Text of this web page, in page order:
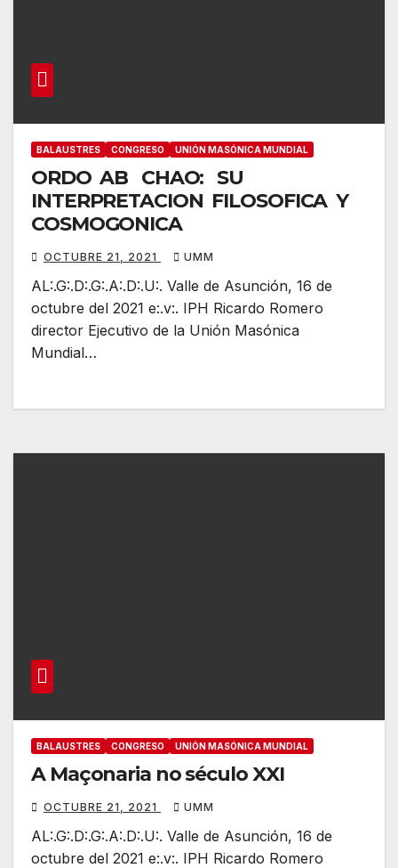
BALAUSTRES CONGRESO UNIÓN MASÓNICA MUNDIAL
ORDO AB CHAO: SU
INTERPRETACION FILOSOFICA Y
COSMOGONICA
OCTUBRE 21, 2021 UMM
AL:.G:.D:.G:.A:.D:.U:. Valle de Asunción, 16 de
octubre del 2021 e:.v:. IPH Ricardo Romero
director Ejecutivo de la Unión Masónica
Mundial…
BALAUSTRES CONGRESO UNIÓN MASÓNICA MUNDIAL
A Maçonaria no século XXI
OCTUBRE 21, 2021 UMM
AL:.G:.D:.G:.A:.D:.U:. Valle de Asunción, 16 de
octubre del 2021 e:.v:. IPH Ricardo Romero